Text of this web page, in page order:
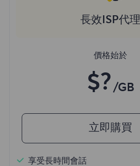
長效ISP代理
價格始於
$? /GB
立即購買
享受長時間會話